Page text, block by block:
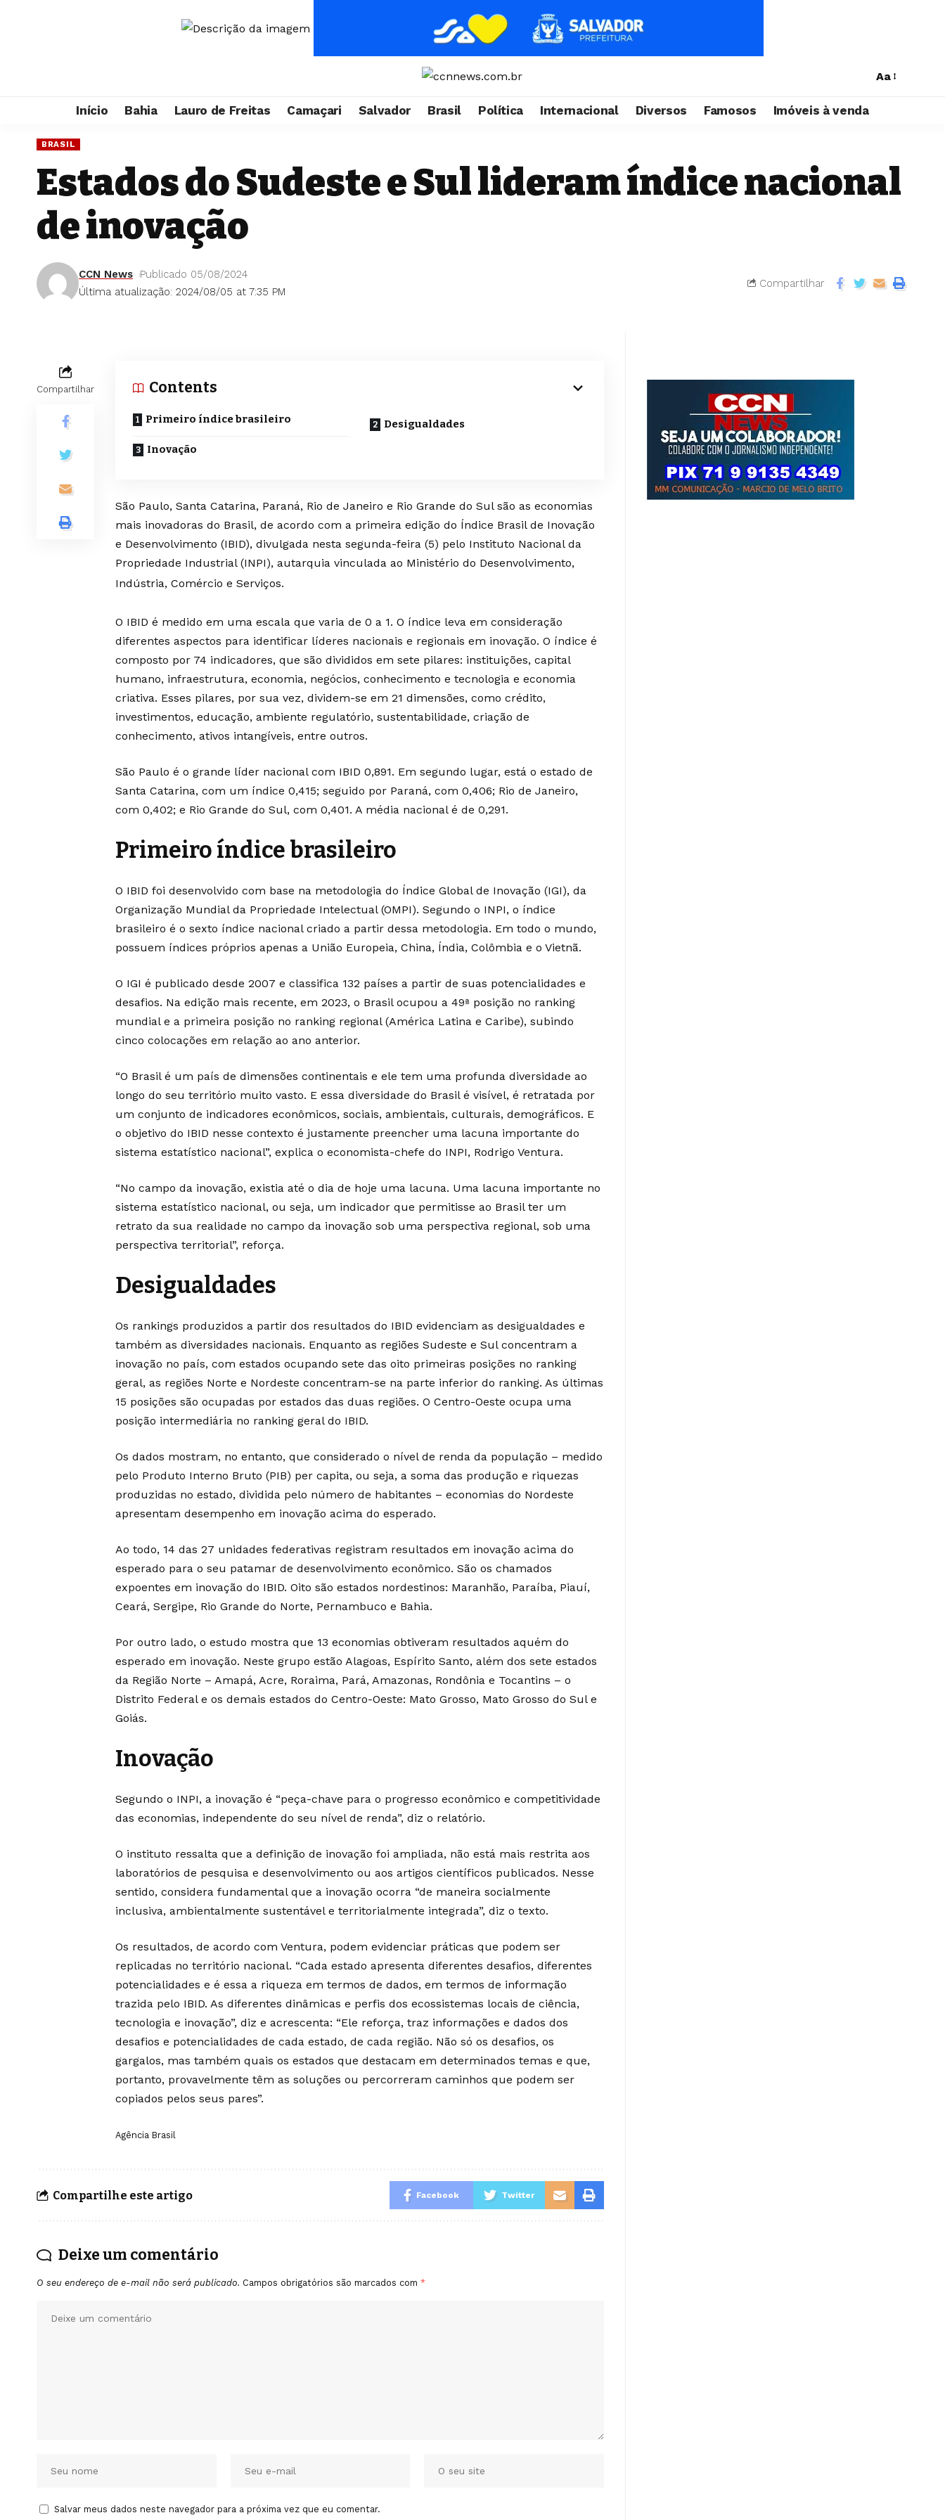
Aa
Início Bahia Lauro de Freitas Camaçari Salvador Brasil Política Internacional Diversos Famosos Imóveis à venda
BRASIL
Estados do Sudeste e Sul lideram índice nacional
de inovação
Última atualização: 2024/08/05 at 7:35 PM
CCN News Publicado 05/08/2024
Compartilhar
Compartilhar Contents
Primeiro índice brasileiro
Desigualdades
Inovação
São Paulo, Santa Catarina, Paraná, Rio de Janeiro e Rio Grande do Sul são as economias
mais inovadoras do Brasil, de acordo com a primeira edição do Índice Brasil de Inovação
e Desenvolvimento (IBID), divulgada nesta segunda-feira (5) pelo Instituto Nacional da
Propriedade Industrial (INPI), autarquia vinculada ao Ministério do Desenvolvimento,
Indústria, Comércio e Serviços.
O IBID é medido em uma escala que varia de 0 a 1. O índice leva em consideração
diferentes aspectos para identificar líderes nacionais e regionais em inovação. O índice é
composto por 74 indicadores, que são divididos em sete pilares: instituições, capital
humano, infraestrutura, economia, negócios, conhecimento e tecnologia e economia
criativa. Esses pilares, por sua vez, dividem-se em 21 dimensões, como crédito,
investimentos, educação, ambiente regulatório, sustentabilidade, criação de
conhecimento, ativos intangíveis, entre outros.
São Paulo é o grande líder nacional com IBID 0,891. Em segundo lugar, está o estado de
Santa Catarina, com um índice 0,415; seguido por Paraná, com 0,406; Rio de Janeiro,
com 0,402; e Rio Grande do Sul, com 0,401. A média nacional é de 0,291.
Primeiro índice brasileiro
O IBID foi desenvolvido com base na metodologia do Índice Global de Inovação (IGI), da
Organização Mundial da Propriedade Intelectual (OMPI). Segundo o INPI, o índice
brasileiro é o sexto índice nacional criado a partir dessa metodologia. Em todo o mundo,
possuem índices próprios apenas a União Europeia, China, Índia, Colômbia e o Vietnã.
O IGI é publicado desde 2007 e classifica 132 países a partir de suas potencialidades e
desafios. Na edição mais recente, em 2023, o Brasil ocupou a 49ª posição no ranking
mundial e a primeira posição no ranking regional (América Latina e Caribe), subindo
cinco colocações em relação ao ano anterior.
“O Brasil é um país de dimensões continentais e ele tem uma profunda diversidade ao
longo do seu território muito vasto. E essa diversidade do Brasil é visível, é retratada por
um conjunto de indicadores econômicos, sociais, ambientais, culturais, demográficos. E
o objetivo do IBID nesse contexto é justamente preencher uma lacuna importante do
sistema estatístico nacional”, explica o economista-chefe do INPI, Rodrigo Ventura.
“No campo da inovação, existia até o dia de hoje uma lacuna. Uma lacuna importante no
sistema estatístico nacional, ou seja, um indicador que permitisse ao Brasil ter um
retrato da sua realidade no campo da inovação sob uma perspectiva regional, sob uma
perspectiva territorial”, reforça.
Desigualdades
Os rankings produzidos a partir dos resultados do IBID evidenciam as desigualdades e
também as diversidades nacionais. Enquanto as regiões Sudeste e Sul concentram a
inovação no país, com estados ocupando sete das oito primeiras posições no ranking
geral, as regiões Norte e Nordeste concentram-se na parte inferior do ranking. As últimas
15 posições são ocupadas por estados das duas regiões. O Centro-Oeste ocupa uma
posição intermediária no ranking geral do IBID.
Os dados mostram, no entanto, que considerado o nível de renda da população – medido
pelo Produto Interno Bruto (PIB) per capita, ou seja, a soma das produção e riquezas
produzidas no estado, dividida pelo número de habitantes – economias do Nordeste
apresentam desempenho em inovação acima do esperado.
Ao todo, 14 das 27 unidades federativas registram resultados em inovação acima do
esperado para o seu patamar de desenvolvimento econômico. São os chamados
expoentes em inovação do IBID. Oito são estados nordestinos: Maranhão, Paraíba, Piauí,
Ceará, Sergipe, Rio Grande do Norte, Pernambuco e Bahia.
Por outro lado, o estudo mostra que 13 economias obtiveram resultados aquém do
esperado em inovação. Neste grupo estão Alagoas, Espírito Santo, além dos sete estados
da Região Norte – Amapá, Acre, Roraima, Pará, Amazonas, Rondônia e Tocantins – o
Distrito Federal e os demais estados do Centro-Oeste: Mato Grosso, Mato Grosso do Sul e
Goiás.
Inovação
Segundo o INPI, a inovação é “peça-chave para o progresso econômico e competitividade
das economias, independente do seu nível de renda”, diz o relatório.
O instituto ressalta que a definição de inovação foi ampliada, não está mais restrita aos
laboratórios de pesquisa e desenvolvimento ou aos artigos científicos publicados. Nesse
sentido, considera fundamental que a inovação ocorra “de maneira socialmente
inclusiva, ambientalmente sustentável e territorialmente integrada”, diz o texto.
Os resultados, de acordo com Ventura, podem evidenciar práticas que podem ser
replicadas no território nacional. “Cada estado apresenta diferentes desafios, diferentes
potencialidades e é essa a riqueza em termos de dados, em termos de informação
trazida pelo IBID. As diferentes dinâmicas e perfis dos ecossistemas locais de ciência,
tecnologia e inovação”, diz e acrescenta: “Ele reforça, traz informações e dados dos
desafios e potencialidades de cada estado, de cada região. Não só os desafios, os
gargalos, mas também quais os estados que destacam em determinados temas e que,
portanto, provavelmente têm as soluções ou percorreram caminhos que podem ser
copiados pelos seus pares”.
Agência Brasil
Compartilhe este artigo Facebook Twitter
Deixe um comentário
O seu endereço de e-mail não será publicado. Campos obrigatórios são marcados com *
Salvar meus dados neste navegador para a próxima vez que eu comentar.